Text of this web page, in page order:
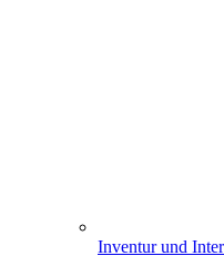
Inventur und